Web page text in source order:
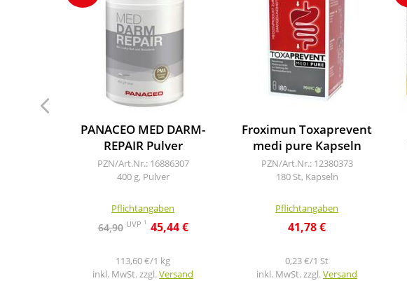
PANACEO MED DARM-
REPAIR Pulver
PZN/Art.Nr.: 16886307
400 g, Pulver
Pflichtangaben
64,90 UVP 1 45,44 €
113,60 €/1 kg
inkl. MwSt. zzgl.Versand
Froximun Toxaprevent
medi pure Kapseln
PZN/Art.Nr.: 12380373
180 St, Kapseln
Pflichtangaben
41,78 €
0,23 €/1 St
inkl. MwSt. zzgl.Versand